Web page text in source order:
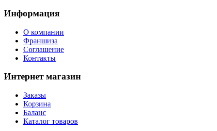
Информация
О компании
Франшиза
Соглашение
Контакты
Интернет магазин
Заказы
Корзина
Баланс
Каталог товаров